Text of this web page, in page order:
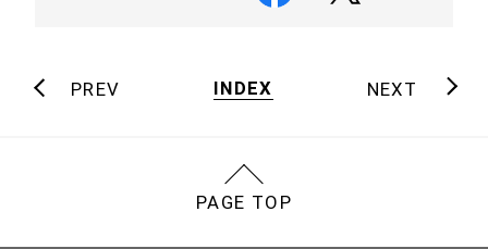
PREV INDEX NEXT
PAGE TOP